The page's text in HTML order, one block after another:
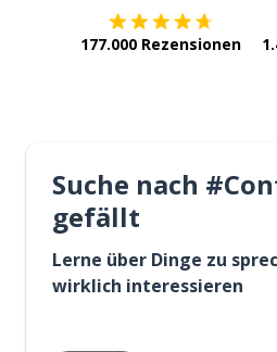
177.000 Rezensionen
Suche nach
gefällt
Lerne über Dinge zu
wirklich interessieren